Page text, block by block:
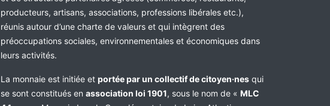
producteurs, artisans, associations, professions libérales etc.),
réunis autour d’une charte de valeurs et qui intègrent des
préoccupations sociales, environnementales et économiques dans
leurs activités.
La monnaie est initiée et portée par un collectif de citoyen·nes qui
se sont constitués en association loi 1901, sous le nom de « MLC